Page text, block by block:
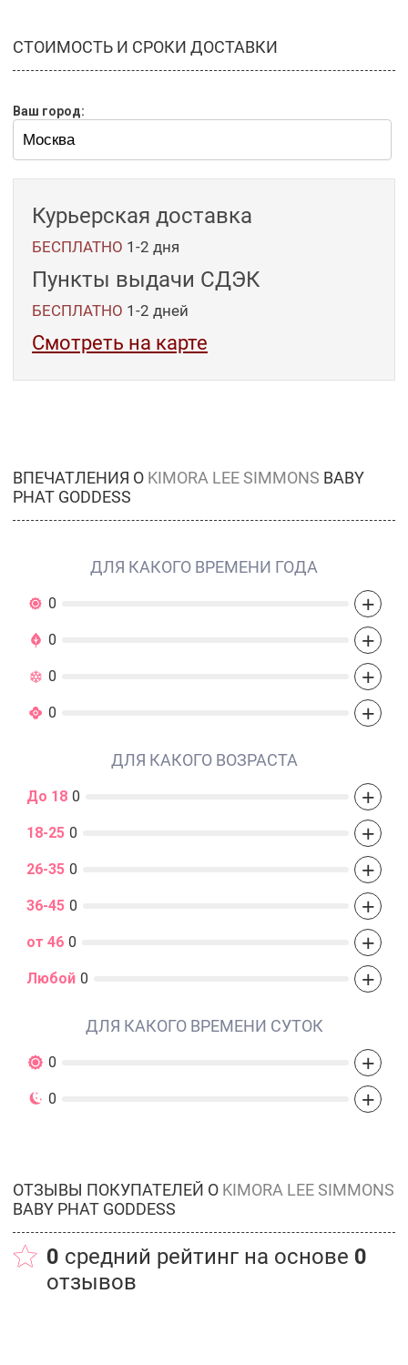
СТОИМОСТЬ И СРОКИ ДОСТАВКИ
Ваш город:
Курьерская доставка
БЕСПЛАТНО 1-2 дня
Пункты выдачи СДЭК
БЕСПЛАТНО 1-2 дней
Смотреть на карте
ВПЕЧАТЛЕНИЯ О KIMORA LEE SIMMONS BABY
PHAT GODDESS
ДЛЯ КАКОГО ВРЕМЕНИ ГОДА
0 +
0 +
0 +
0 +
ДЛЯ КАКОГО ВОЗРАСТА
До 18 0 +
18-25 0 +
26-35 0 +
36-45 0 +
от 46 0 +
Любой 0 +
ДЛЯ КАКОГО ВРЕМЕНИ СУТОК
0 +
0 +
ОТЗЫВЫ ПОКУПАТЕЛЕЙ О KIMORA LEE SIMMONS
BABY PHAT GODDESS
0 средний рейтинг на основе 0
отзывов